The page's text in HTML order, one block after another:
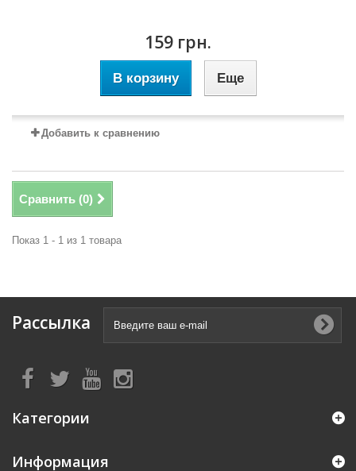
159 грн.
В корзину Еще
Добавить к сравнению
Сравнить (0)
Показ 1 - 1 из 1 товара
Рассылка
Категории
Информация